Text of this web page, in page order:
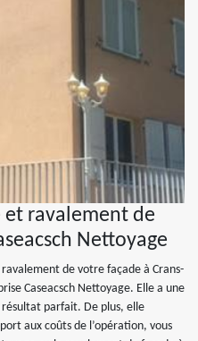
et ravalement de
Nettoyage
de votre façade à Crans-
Caseacsch Nettoyage. Elle a une
parfait. De plus, elle
aux coûts de l’opération, vous